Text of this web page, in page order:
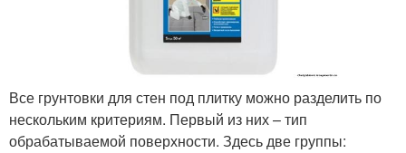
Все грунтовки для стен под плитку можно разделить по
нескольким критериям. Первый из них – тип
обрабатываемой поверхности. Здесь две группы: